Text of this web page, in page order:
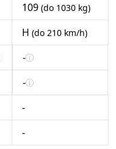
109 (do 1030 kg)
H (do 210 km/h)
-
-
-
-